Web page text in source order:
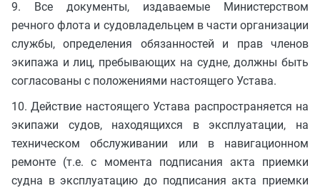
9. Все документы, издаваемые Министерством
речного флота и судовладельцем в части организации
службы, определения обязанностей и прав членов
экипажа и лиц, пребывающих на судне, должны быть
согласованы с положениями настоящего Устава.
10. Действие настоящего Устава распространяется на
экипажи судов, находящихся в эксплуатации, на
техническом обслуживании или в навигационном
ремонте (т.е. с момента подписания акта приемки
судна в эксплуатацию до подписания акта приемки